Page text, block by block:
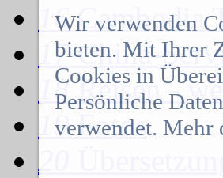
16Cambodia
17China-
18Reisen -
19Fotos.
20
Wir verwenden
bieten. Mit Ihrer
Cookies in
Persönliche
verwendet. Mehr